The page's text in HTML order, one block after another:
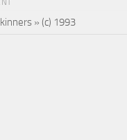
» (c) 1993